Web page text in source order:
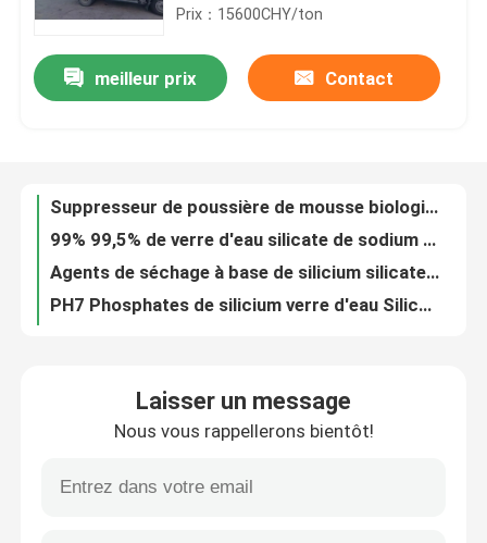
À propos de nous
Nous contacter
Demandez un devis
Stabilisateur de sol routier
Prix：15600CHY/ton
meilleur prix Contact
Suppresseur de poussière de mousse biologique organique Suppression de poussière industrielle pour l'exploitation minière du charbon
Stabilisateur de sol solidifié
Stabilisateur de lisier solidifiant la route sans ciment
Stabilisation du ciment des sols grises Ciment en poudre Stabilisation du sol
Agents de solidification des boues en poudre Stabilisateur des boues de rivière
Laisser un message
Nous vous rappellerons bientôt!